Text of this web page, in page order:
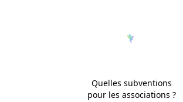
Quelles subventions
pour les associations ?